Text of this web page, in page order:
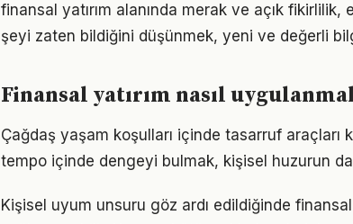
finansal yatırım alanında merak ve açık
şeyi zaten bildiğini düşünmek, yeni ve değerli
Finansal yatırım nasıl
Çağdaş yaşam koşulları içinde tasarruf araçları
tempo içinde dengeyi bulmak, kişisel huzurun
Kişisel uyum unsuru göz ardı edildiğinde